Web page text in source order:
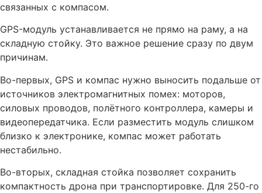
связанных с компасом.
GPS-модуль устанавливается не прямо на раму, а на
складную стойку. Это важное решение сразу по двум
причинам.
Во-первых, GPS и компас нужно выносить подальше от
источников электромагнитных помех: моторов,
силовых проводов, полётного контроллера, камеры и
видеопередатчика. Если разместить модуль слишком
близко к электронике, компас может работать
нестабильно.
Во-вторых, складная стойка позволяет сохранить
компактность дрона при транспортировке. Для 250-го